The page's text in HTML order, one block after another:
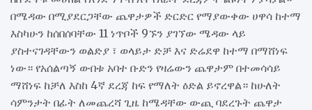
በሜዳው በሚያደርጋቸው ጨዋታዎች ድርድር የማያውቀው ሀዋሳ ከተማ
እስካሁን ከሰበሰባቸው 11 ነጥቦች 9ኙን ያገኘው ሜዳው ላይ
ያስተናገዳቸውን ወልድያ ፣ ወላይታ ድቻ እና ድሬደዋ ከተማ በማሸነፍ
ነው። የአሰልጣኝ ውበቱ አባተ ቡድን የዛሬውን ጨዋታም በተመሳሳይ
ማሸነፍ ከቻለ እስከ 4ኛ ደረጃ ከፍ የማለት ዕድል ይኖረዋል። ከሁለት
ሳምንታት በፊት ለመጨረሻ ጊዜ ከሜዳቸው ውጪ ባደረጉት ጨዋታ